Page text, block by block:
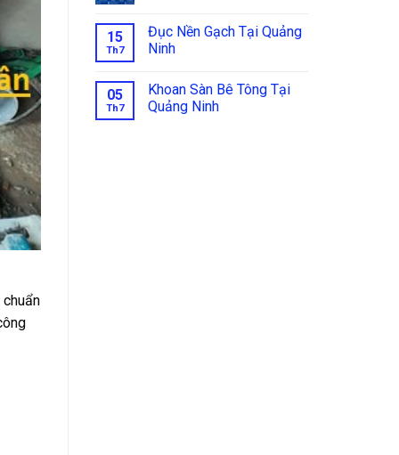
15
Th7
Đục Nền Gạch Tại Quảng
Ninh
05
Th7
Khoan Sàn Bê Tông Tại
Quảng Ninh